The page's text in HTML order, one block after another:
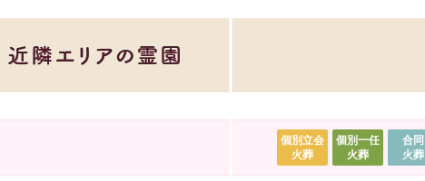
個別立会
火葬
個別一任
火葬
合同
火葬